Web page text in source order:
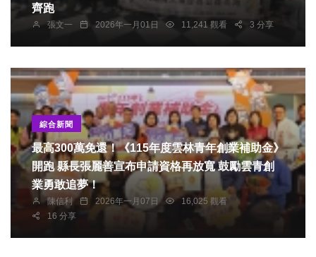
齊跑
張文一 2026年一月01日 11,241 觀看 3 分享
綜合新聞
最高300萬免還！《115年度雲林青年創業補助金》
開跑 縣長張麗善宣布申請資格再放寬 鼓勵雲青創
業勇敢追夢！
陳信利 2026年一月07日
16,025 觀看
16 分享